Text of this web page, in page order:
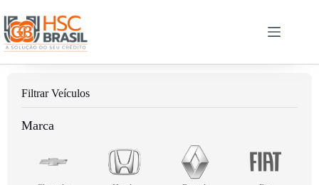
Filtrar Veículos
Marca